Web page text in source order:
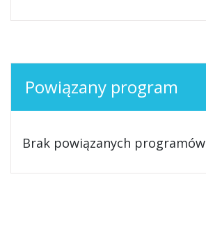
Powiązany program
Brak powiązanych programów